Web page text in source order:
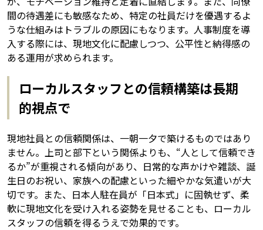
間の待遇差にも敏感なため、特定の社員だけを優遇するよ
うな仕組みはトラブルの原因にもなります。人事制度を導
入する際には、現地文化に配慮しつつ、公平性と納得感の
ある運用が求められます。
ローカルスタッフとの信頼構築は長期
的視点で
現地社員との信頼関係は、一朝一夕で築けるものではあり
ません。上司と部下という関係よりも、“人として信頼でき
るか”が重視される傾向があり、日常的な声かけや雑談、誕
生日のお祝い、家族への配慮といった細やかな気遣いが大
切です。また、日本人駐在員が「日本式」に固執せず、柔
軟に現地文化を受け入れる姿勢を見せることも、ローカル
スタッフの信頼を得るうえで効果的です。